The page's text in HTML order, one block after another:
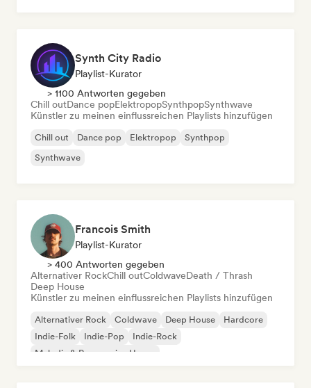
Synth City Radio
Playlist-Kurator
> 1100 Antworten gegeben
Chill outDance popElektropopSynthpopSynthwave
Künstler zu meinen einflussreichen Playlists hinzufügen
Chill out Dance pop Elektropop
Synthpop
Synthwave
Francois Smith
Playlist-Kurator
> 400 Antworten gegeben
Alternativer RockChill outColdwaveDeath / Thrash
Deep House
Künstler zu meinen einflussreichen Playlists hinzufügen
Alternativer Rock Coldwave Deep House
Hardcore
Indie-Folk
Indie-Pop
Indie-Rock
Melodic & Progressive House